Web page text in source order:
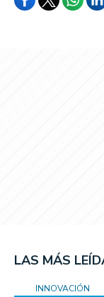
LAS MÁS
INNOVACIÓN